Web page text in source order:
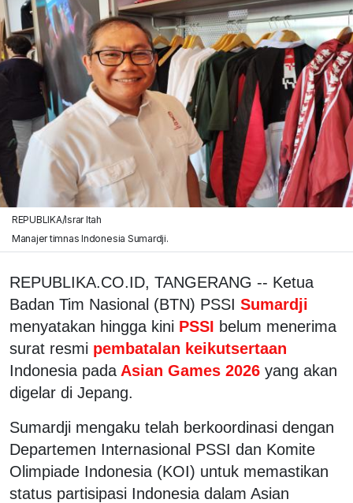
REPUBLIKA/Israr Itah
Manajer timnas Indonesia Sumardji.
REPUBLIKA.CO.ID, TANGERANG -- Ketua
Badan Tim Nasional (BTN) PSSI Sumardji
menyatakan hingga kini PSSI belum menerima
surat resmi pembatalan keikutsertaan
Indonesia pada Asian Games 2026 yang akan
digelar di Jepang.
Sumardji mengaku telah berkoordinasi dengan
Departemen Internasional PSSI dan Komite
Olimpiade Indonesia (KOI) untuk memastikan
status partisipasi Indonesia dalam Asian